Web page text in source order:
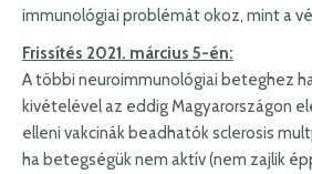
immunológiai problémát okoz, mint a
Frissítés 2021. március 5-én:
A többi neuroimmunológiai beteghez
kivételével az eddig Magyarországon
elleni vakcinák beadhatók sclerosis
ha betegségük nem aktív (nem zajlik